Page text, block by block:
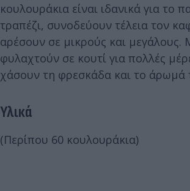
κουλουράκια είναι ιδανικά για το
τραπέζι, συνοδεύουν τέλεια τον
αρέσουν σε μικρούς και
φυλαχτούν σε κουτί για πολλές
χάσουν τη φρεσκάδα και το άρωμά
Υλικά
(Περίπου 60 κουλουράκια)